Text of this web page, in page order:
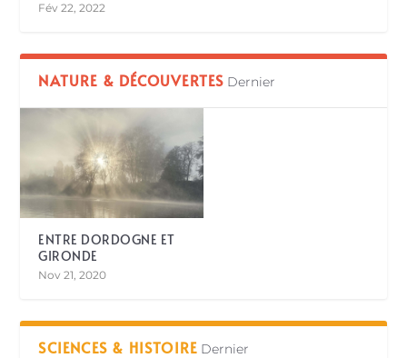
Fév 22, 2022
NATURE & DÉCOUVERTES Dernier
ENTRE DORDOGNE ET
GIRONDE
Nov 21, 2020
SCIENCES & HISTOIRE Dernier